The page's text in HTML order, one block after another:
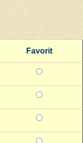
Favorit